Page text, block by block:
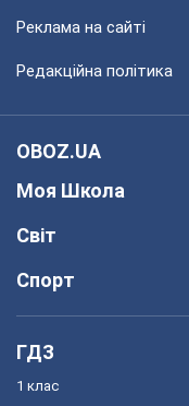
Реклама на сайті
Редакційна політика
OBOZ.UA
Моя Школа
Світ
Спорт
ГДЗ
1 клас